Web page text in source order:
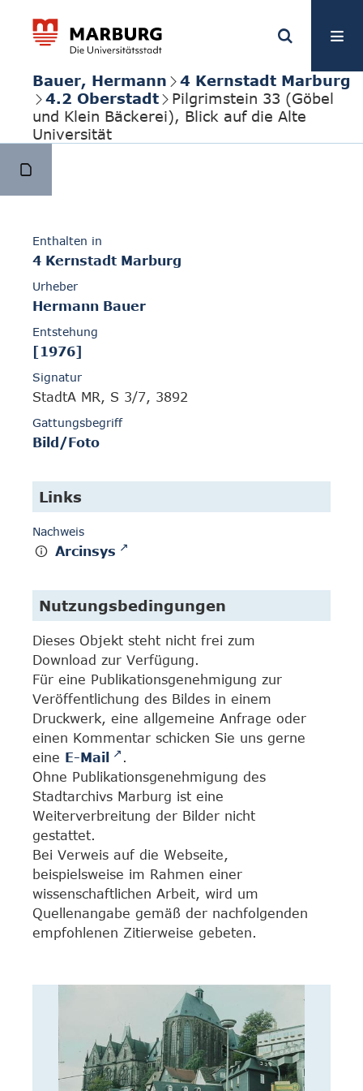
Bauer, Hermann
4 Kernstadt Marburg
4.2 Oberstadt
Pilgrimstein 33 (Göbel
und Klein Bäckerei), Blick auf die Alte
Universität
Enthalten in
4 Kernstadt Marburg
Urheber
Hermann Bauer
Entstehung
[1976]
Signatur
StadtA MR, S 3/7, 3892
Gattungsbegriff
Bild/Foto
Links
Nachweis
Arcinsys
Nutzungsbedingungen
Dieses Objekt steht nicht frei zum
Download zur Verfügung.
Für eine Publikationsgenehmigung zur
Veröffentlichung des Bildes in einem
Druckwerk, eine allgemeine Anfrage oder
einen Kommentar schicken Sie uns gerne
eine E-Mail
.
Ohne Publikationsgenehmigung des
Stadtarchivs Marburg ist eine
Weiterverbreitung der Bilder nicht
gestattet.
Bei Verweis auf die Webseite,
beispielsweise im Rahmen einer
wissenschaftlichen Arbeit, wird um
Quellenangabe gemäß der nachfolgenden
empfohlenen Zitierweise gebeten.